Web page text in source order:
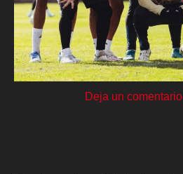
Deja un comentario